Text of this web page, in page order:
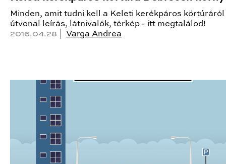
Minden, amit tudni kell a Keleti kerékpáros körtúráról
útvonal leírás, látnivalók, térkép - itt megtalálod!
2016.04.28 | Varga Andrea